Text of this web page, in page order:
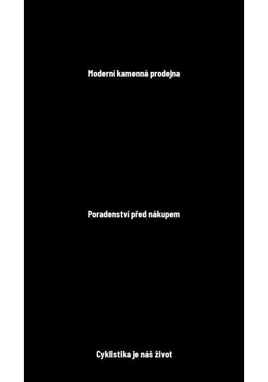
Moderní kamenná prodejna
Poradenství před nákupem
Cyklistika je náš život